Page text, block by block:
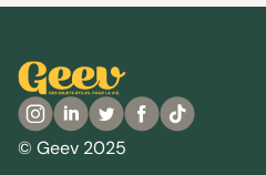
© Geev 2025